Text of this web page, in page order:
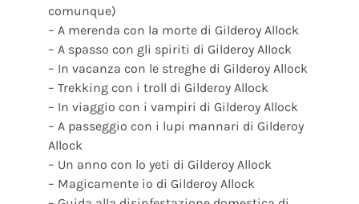
comunque)
– A merenda con la morte di Gilderoy Allock
– A spasso con gli spiriti di Gilderoy Allock
– In vacanza con le streghe di Gilderoy Allock
– Trekking con i troll di Gilderoy Allock
– In viaggio con i vampiri di Gilderoy Allock
– A passeggio con i lupi mannari di Gilderoy
Allock
– Un anno con lo yeti di Gilderoy Allock
– Magicamente io di Gilderoy Allock